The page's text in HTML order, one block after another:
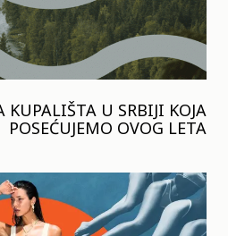
KUPALIŠTA U SRBIJI KOJA
POSEĆUJEMO OVOG LETA